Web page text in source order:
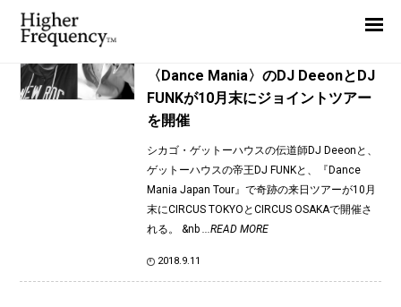
TAG: DJ Deeon
〈Dance Mania〉のDJ DeeonとDJ
FUNKが10月末にジョイントツアー
を開催
シカゴ・ゲットーハウスの伝道師DJ Deeonと、
ゲットーハウスの帝王DJ FUNKと、『Dance
Mania Japan Tour』で奇跡の来日ツアーが10月
末にCIRCUS TOKYOとCIRCUS OSAKAで開催さ
れる。 &nb ...READ MORE
2018.9.11
News
Interview
Report